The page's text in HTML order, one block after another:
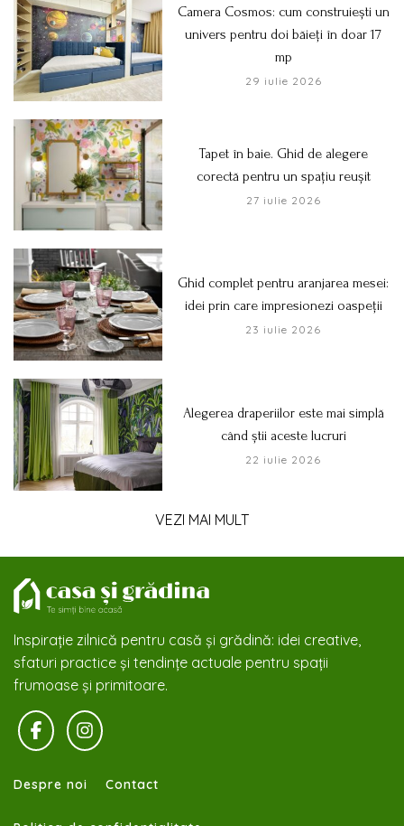
Camera Cosmos: cum construiești un
univers pentru doi băieți în doar 17
mp
29 iulie 2026
Tapet în baie. Ghid de alegere
corectă pentru un spațiu reușit
27 iulie 2026
Ghid complet pentru aranjarea mesei:
idei prin care impresionezi oaspeții
23 iulie 2026
Alegerea draperiilor este mai simplă
când știi aceste lucruri
22 iulie 2026
VEZI MAI MULT
Inspirație zilnică pentru casă și grădină: idei creative,
sfaturi practice și tendințe actuale pentru spații
frumoase și primitoare.
Despre noi Contact